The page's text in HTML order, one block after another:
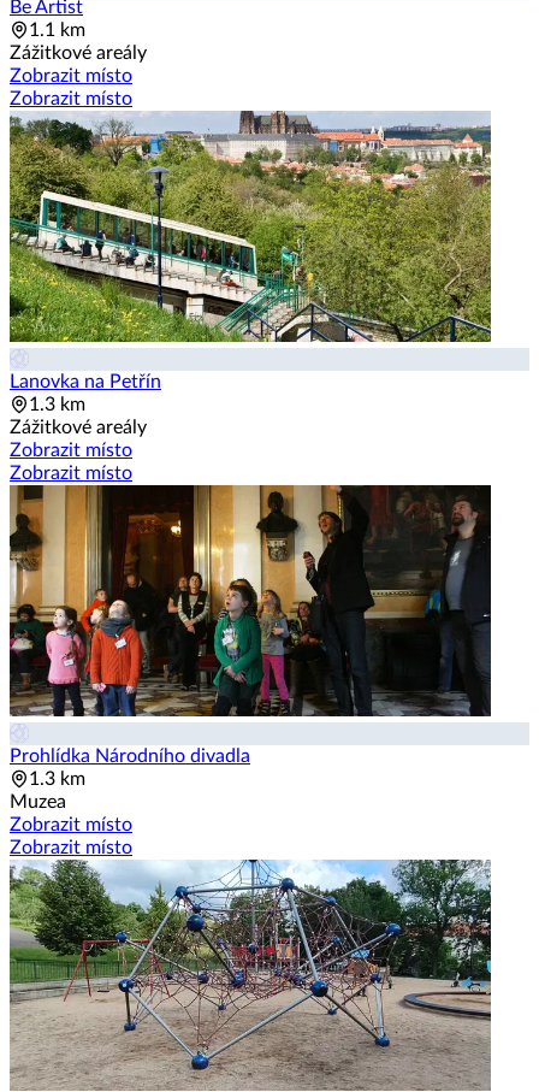
Be Artist
1.1 km
Zážitkové areály
Zobrazit místo
Zobrazit místo
Lanovka na Petřín
1.3 km
Zážitkové areály
Zobrazit místo
Zobrazit místo
Prohlídka Národního divadla
1.3 km
Muzea
Zobrazit místo
Zobrazit místo